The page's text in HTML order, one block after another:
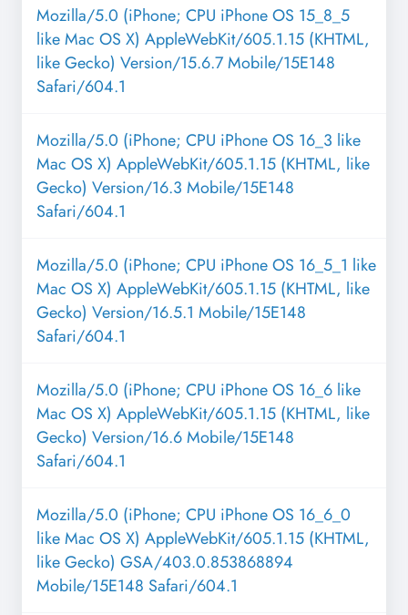
Mozilla/5.0 (iPhone; CPU iPhone OS 15_8_5
like Mac OS X) AppleWebKit/605.1.15 (KHTML,
like Gecko) Version/15.6.7 Mobile/15E148
Safari/604.1
Mozilla/5.0 (iPhone; CPU iPhone OS 16_3 like
Mac OS X) AppleWebKit/605.1.15 (KHTML, like
Gecko) Version/16.3 Mobile/15E148
Safari/604.1
Mozilla/5.0 (iPhone; CPU iPhone OS 16_5_1 like
Mac OS X) AppleWebKit/605.1.15 (KHTML, like
Gecko) Version/16.5.1 Mobile/15E148
Safari/604.1
Mozilla/5.0 (iPhone; CPU iPhone OS 16_6 like
Mac OS X) AppleWebKit/605.1.15 (KHTML, like
Gecko) Version/16.6 Mobile/15E148
Safari/604.1
Mozilla/5.0 (iPhone; CPU iPhone OS 16_6_0
like Mac OS X) AppleWebKit/605.1.15 (KHTML,
like Gecko) GSA/403.0.853868894
Mobile/15E148 Safari/604.1